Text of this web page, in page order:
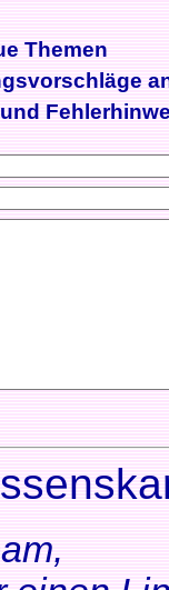
Themen